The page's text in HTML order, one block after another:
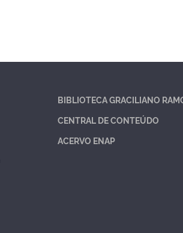
BIBLIOTECA GRACILIANO
CENTRAL DE CONTEÚDO
ACERVO ENAP